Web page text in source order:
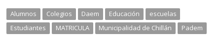
Alumnos Colegios Daem Educación
escuelas
Estudiantes
MATRICULA Municipalidad de Chillán Padem